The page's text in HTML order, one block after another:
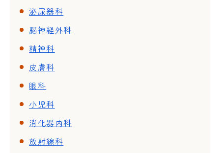
泌尿器科
脳神経外科
精神科
皮膚科
眼科
小児科
消化器内科
放射線科